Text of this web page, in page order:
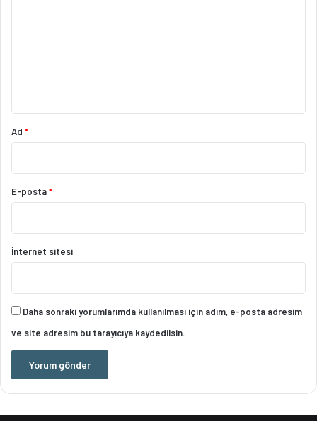
Ad *
E-posta*
İnternet sitesi
Daha sonraki yorumlarımda kullanılması için adım, e-posta adresim
ve site adresim bu tarayıcıya kaydedilsin.